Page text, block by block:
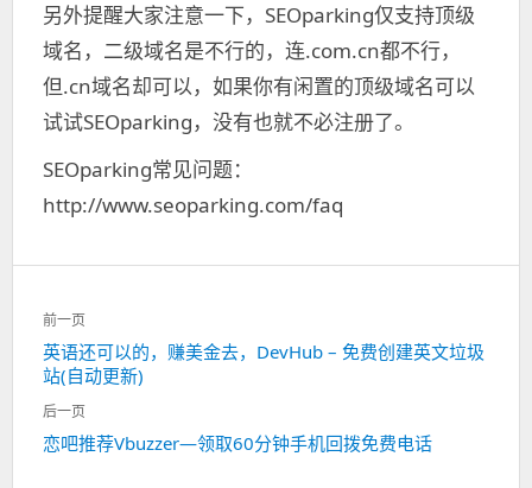
另外提醒大家注意一下，SEOparking仅支持顶级
域名，二级域名是不行的，连.com.cn都不行，
但.cn域名却可以，如果你有闲置的顶级域名可以
试试SEOparking，没有也就不必注册了。
SEOparking常见问题：
http://www.seoparking.com/faq
文
章
导
航
前一页
上
一
篇：
英语还可以的，赚美金去，DevHub – 免费创建英文垃圾
站(自动更新)
后一页
下
恋吧推荐Vbuzzer—领取60分钟手机回拨免费电话